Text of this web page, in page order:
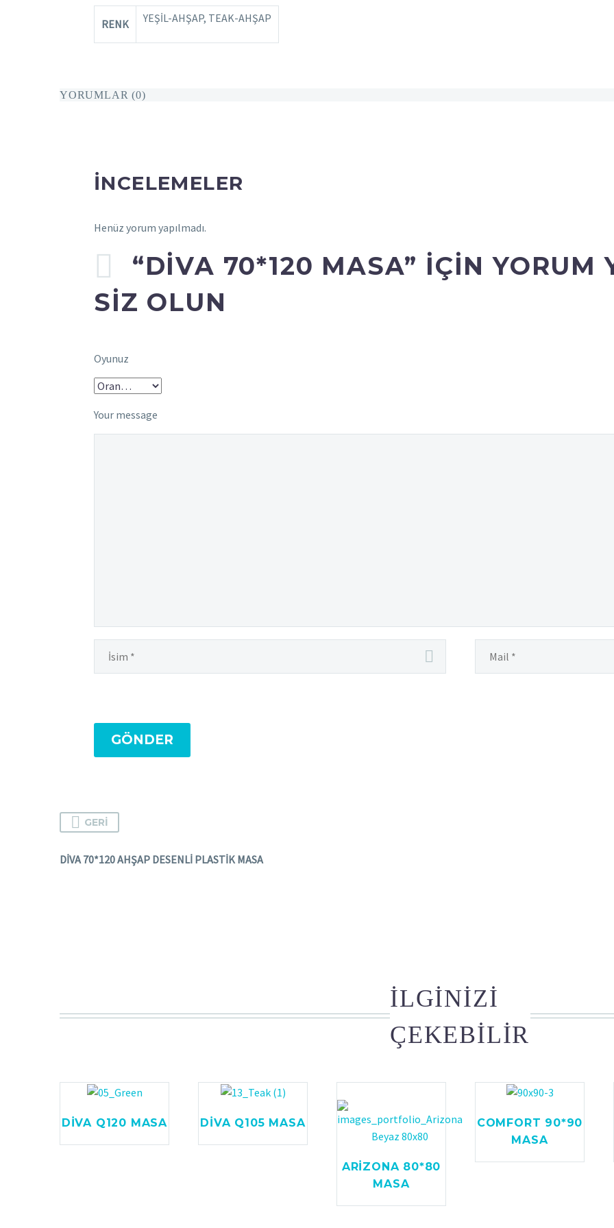
RENK YEŞİL-AHŞAP, TEAK-AHŞAP
YORUMLAR (0)
İNCELEMELER
Henüz yorum yapılmadı.
“DİVA 70*120 MASA” IÇIN YORUM
SIZ OLUN
Oyunuz
Your message
GÖNDER
GERI
DİVA 70*120 AHŞAP DESENLİ PLASTİK MASA
İLGINIZI
ÇEKEBILIR
DİVA Q120 MASA DİVA Q105 MASA
ARİZONA 80*80
MASA
COMFORT 90*90
MASA